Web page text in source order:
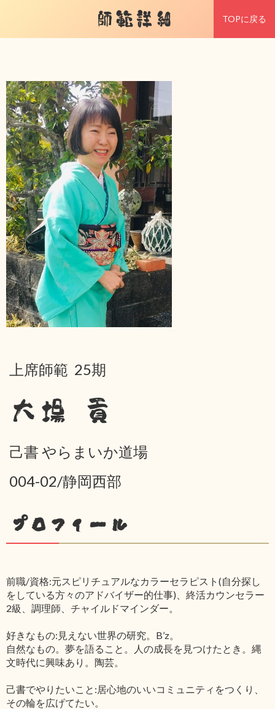
師範詳細 TOPに戻る
上席師範 25期
大場 貢
己書 やらまいか道場
004-02/静岡西部
プロフィール
前職/資格:元スピリチュアルなカラーセラピスト(自分探し
をしている方々のアドバイザー的仕事)、終活カウンセラー
2級、調理師、チャイルドマインダー。
好きなもの:見えない世界の研究。B’z。
自然なもの。夢を語ること。人の成長を見つけたとき。縄
文時代に興味あり。陶芸。
己書でやりたいこと:居心地のいいコミュニティをつくり、
その輪を広げてたい。